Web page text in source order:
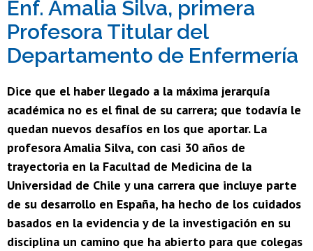
Egresadas/os
Enf. Amalia Silva, primera
Profesora Titular del
Departamento de Enfermería
Dice que el haber llegado a la máxima jerarquía
académica no es el final de su carrera; que todavía le
quedan nuevos desafíos en los que aportar. La
profesora Amalia Silva, con casi 30 años de
trayectoria en la Facultad de Medicina de la
Universidad de Chile y una carrera que incluye parte
de su desarrollo en España, ha hecho de los cuidados
basados en la evidencia y de la investigación en su
disciplina un camino que ha abierto para que colegas